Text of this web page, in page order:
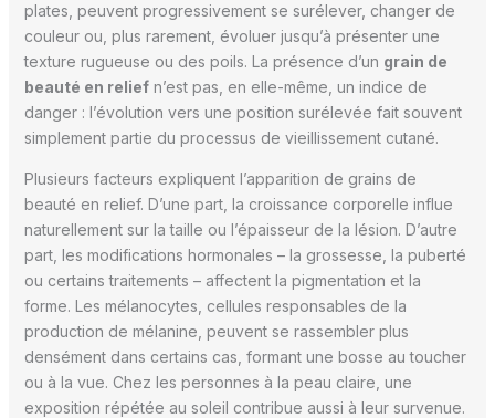
plates, peuvent progressivement se surélever, changer de
couleur ou, plus rarement, évoluer jusqu’à présenter une
texture rugueuse ou des poils. La présence d’un grain de
beauté en reliefn’est pas, en elle-même, un indice de
danger : l’évolution vers une position surélevée fait souvent
simplement partie du processus de vieillissement cutané.
Plusieurs facteurs expliquent l’apparition de grains de
beauté en relief. D’une part, la croissance corporelle influe
naturellement sur la taille ou l’épaisseur de la lésion. D’autre
part, les modifications hormonales – la grossesse, la puberté
ou certains traitements – affectent la pigmentation et la
forme. Les mélanocytes, cellules responsables de la
production de mélanine, peuvent se rassembler plus
densément dans certains cas, formant une bosse au toucher
ou à la vue. Chez les personnes à la peau claire, une
exposition répétée au soleil contribue aussi à leur survenue.